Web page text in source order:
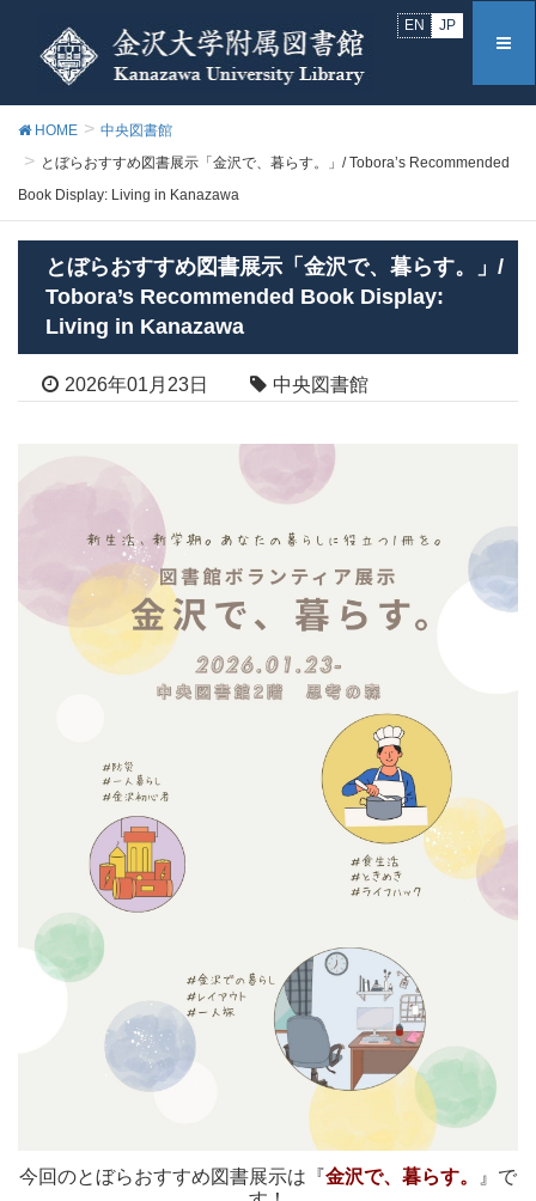
EN JP
HOME
中央図書館
とぼらおすすめ図書展示「金沢で、暮らす。」/ Tobora’s Recommended
Book Display: Living in Kanazawa
とぼらおすすめ図書展示「金沢で、暮らす。」/
Tobora’s Recommended Book Display:
Living in Kanazawa
2026年01月23日 中央図書館
今回のとぼらおすすめ図書展示は『金沢で、暮らす。
』で